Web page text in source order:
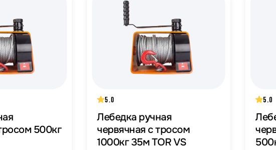
500кг
5.0
Лебедка ручная
червячная с тросом
1000кг 35м TOR VS
5.0